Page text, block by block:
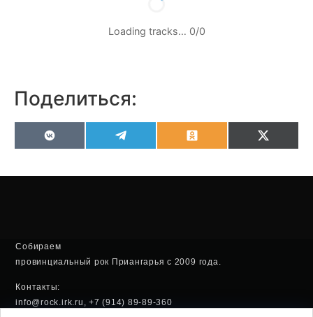
Loading tracks… 0/0
Поделиться:
VK OdnoklassnikiX
Собираем
провинциальный рок Приангарья с 2009 года.
Контакты:
info@rock.irk.ru, +7 (914) 89-89-360